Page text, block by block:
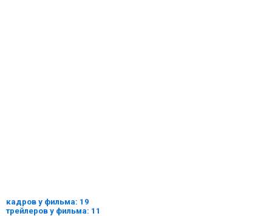
кадров у фильма: 19
трейлеров у фильма: 11